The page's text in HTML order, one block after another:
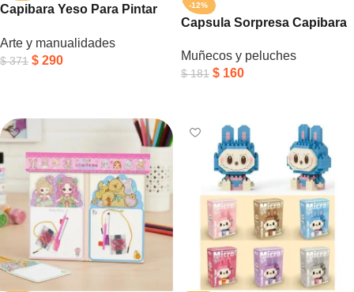
Capibara Yeso Para Pintar
Arte y manualidades
$371 $ 290
-12%
Capsula Sorpresa Capibara
Coleccionables
Muñecos y peluches
$181 $ 160